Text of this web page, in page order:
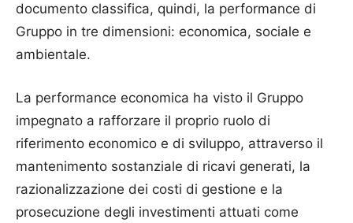
documento classifica, quindi, la performance di
Gruppo in tre dimensioni: economica, sociale e
ambientale.
La performance economica ha visto il Gruppo
impegnato a rafforzare il proprio ruolo di
riferimento economico e di sviluppo, attraverso il
mantenimento sostanziale di ricavi generati, la
razionalizzazione dei costi di gestione e la
prosecuzione degli investimenti attuati come